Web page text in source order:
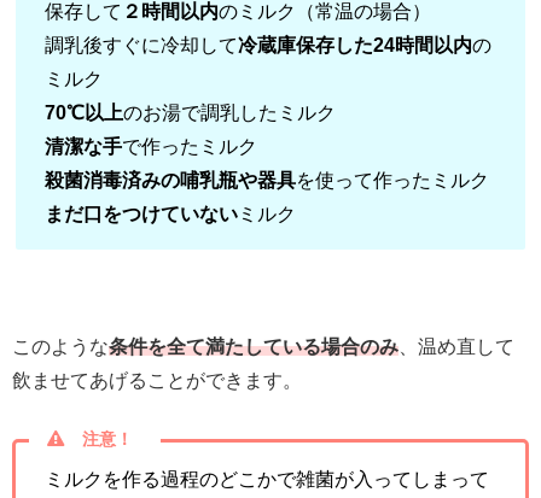
保存して ２時間以内のミルク（常温の場合）
調乳後すぐに冷却して冷蔵庫保存した24時間以内の
ミルク
70℃以上のお湯で調乳したミルク
清潔な手で作ったミルク
殺菌消毒済みの哺乳瓶や器具を使って作ったミルク
まだ口をつけていない ミルク
このような条件を全て満たしている場合のみ 、温め直して
飲ませてあげることができます。
注意！
ミルクを作る過程のどこかで雑菌が入ってしまって